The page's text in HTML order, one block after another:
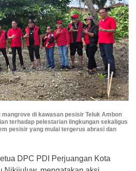
di kawasan pesisir Teluk Ambon
terhadap pelestarian lingkungan sekaligus
pesisir yang mulai tergerus abrasi dan
DPC PDI Perjuangan Kota